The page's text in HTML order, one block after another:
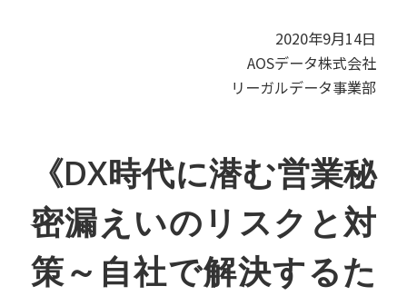
2020年9月14日
AOSデータ株式会社
リーガルデータ事業部
《DX時代に潜む営業秘
密漏えいのリスクと対
策～自社で解決するた